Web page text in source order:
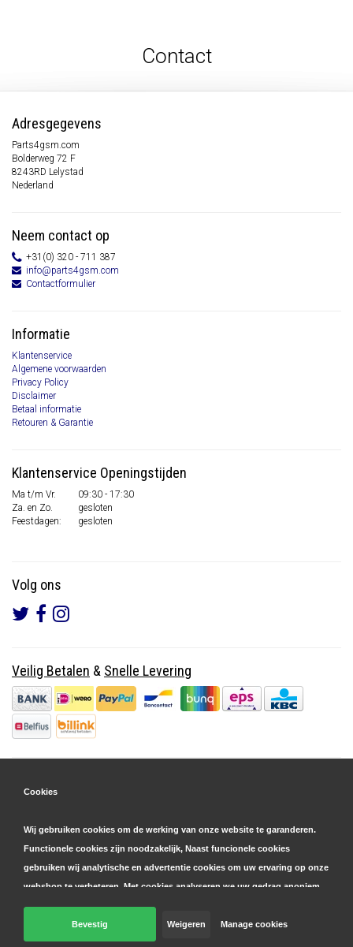
Contact
Adresgegevens
Parts4gsm.com
Bolderweg 72 F
8243RD Lelystad
Nederland
Neem contact op
+31(0) 320 - 711 387
info@parts4gsm.com
Contactformulier
Informatie
Klantenservice
Algemene voorwaarden
Privacy Policy
Disclaimer
Betaal informatie
Retouren & Garantie
Klantenservice Openingstijden
Ma t/m Vr.
09:30 - 17:30
Za. en Zo.
gesloten
Feestdagen:
gesloten
Volg ons
Veilig Betalen & Snelle Levering
© Copyright 2026 Parts4GSM - Design byWebdinge.nl
Cookies
Wij gebruiken cookies om de werking van onze website te garanderen.
Functionele cookies zijn noodzakelijk, Naast funcionele cookies
gebruiken wij analytische en advertentie cookies om uw ervaring op onze
webshop te verbeteren. Met cookies analyseren we uw gedrag anoniem,
zowel binnen als buiten onze website, om onze diensten te
personaliseren en advertenties te tonen. Lees hier meer over in onze
cookie- en privacyverklaring. Klik op 'bevestigen' om akkoord te gaan
Bevestig Weigeren Manage cookies